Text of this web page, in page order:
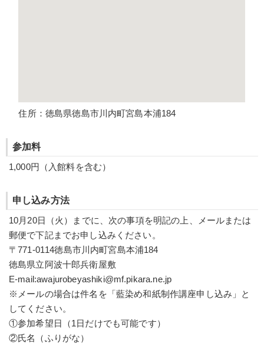
住所：徳島県徳島市川内町宮島本浦184
参加料
1,000円（入館料を含む）
申し込み方法
10月20日（火）までに、次の事項を明記の上、メールまたは
郵便で下記までお申し込みください。
〒771-0114徳島市川内町宮島本浦184
徳島県立阿波十郎兵衛屋敷
E-mail:awajurobeyashiki@mf.pikara.ne.jp
※メールの場合は件名を「藍染め和紙制作講座申し込み」と
してください。
①参加希望日（1日だけでも可能です）
②氏名（ふりがな）